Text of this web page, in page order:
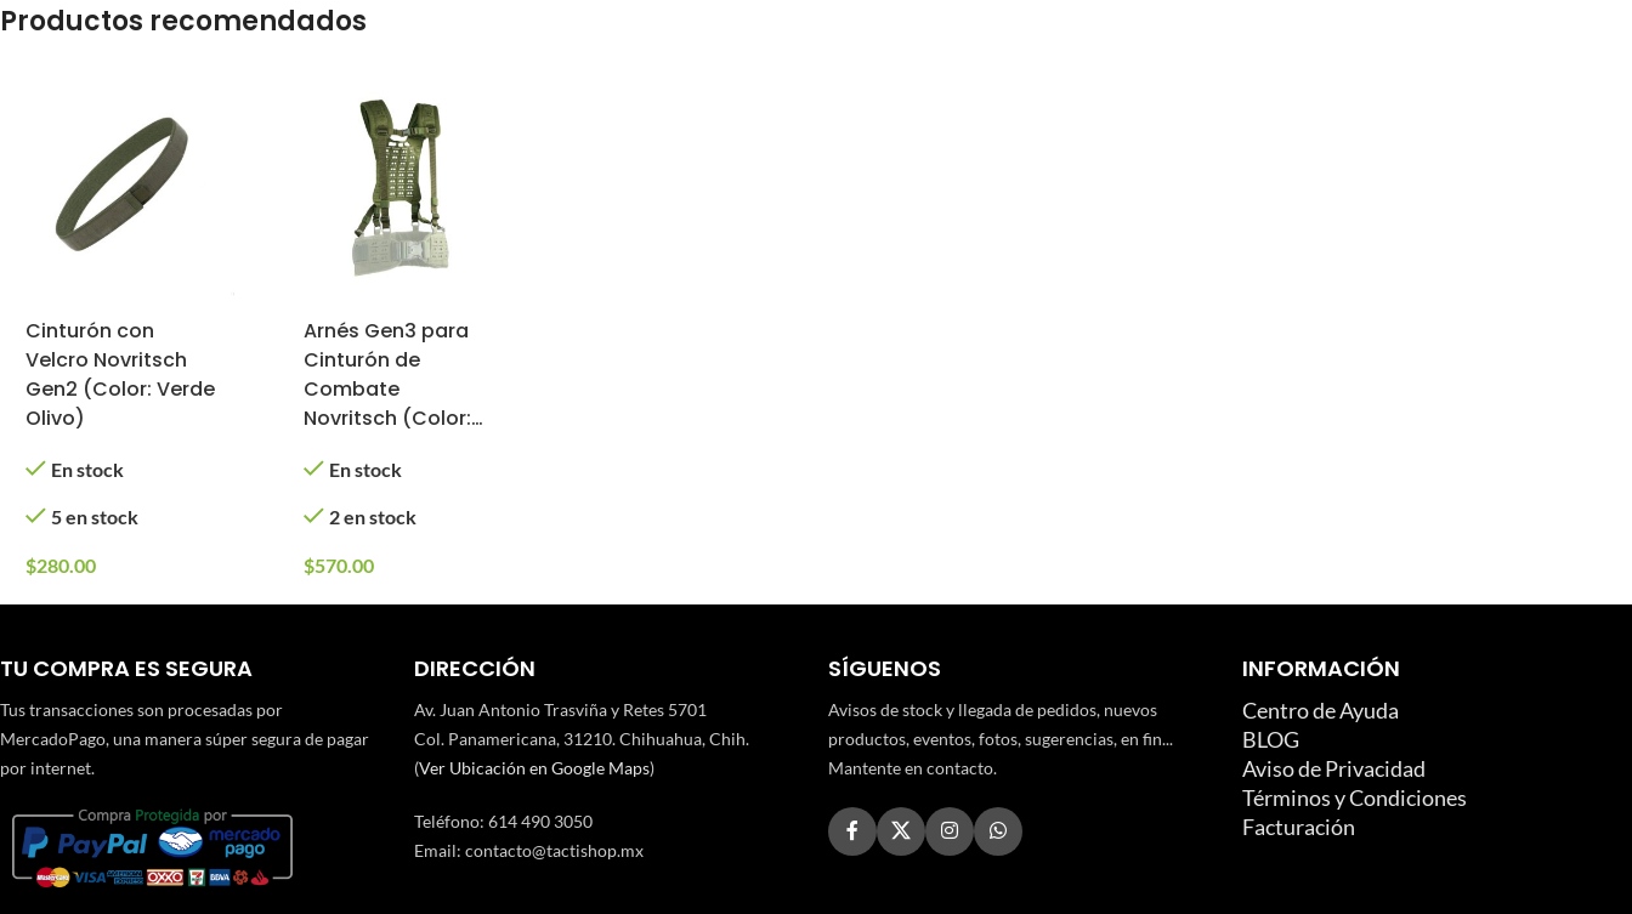
Productos recomendados
Cinturón con
Velcro Novritsch
Gen2 (Color: Verde
Olivo)
En stock
5 en stock
$280.00
Arnés Gen3 para
Cinturón de
Combate
Novritsch (Color:
En stock
2 en stock
$570.00
TU COMPRA ES SEGURA
Tus transacciones son procesadas por
MercadoPago, una manera súper segura de pagar
por internet.
DIRECCIÓN
Av. Juan Antonio Trasviña y Retes 5701
Col. Panamericana, 31210. Chihuahua, Chih.
(Ver Ubicación en Google Maps)
Teléfono: 614 490 3050
Email: contacto@tactishop.mx
SÍGUENOS
Avisos de stock y llegada de pedidos, nuevos
productos, eventos, fotos, sugerencias, en fin...
Mantente en contacto.
INFORMACIÓN
Centro de Ayuda
BLOG
Aviso de Privacidad
Términos y Condiciones
Facturación